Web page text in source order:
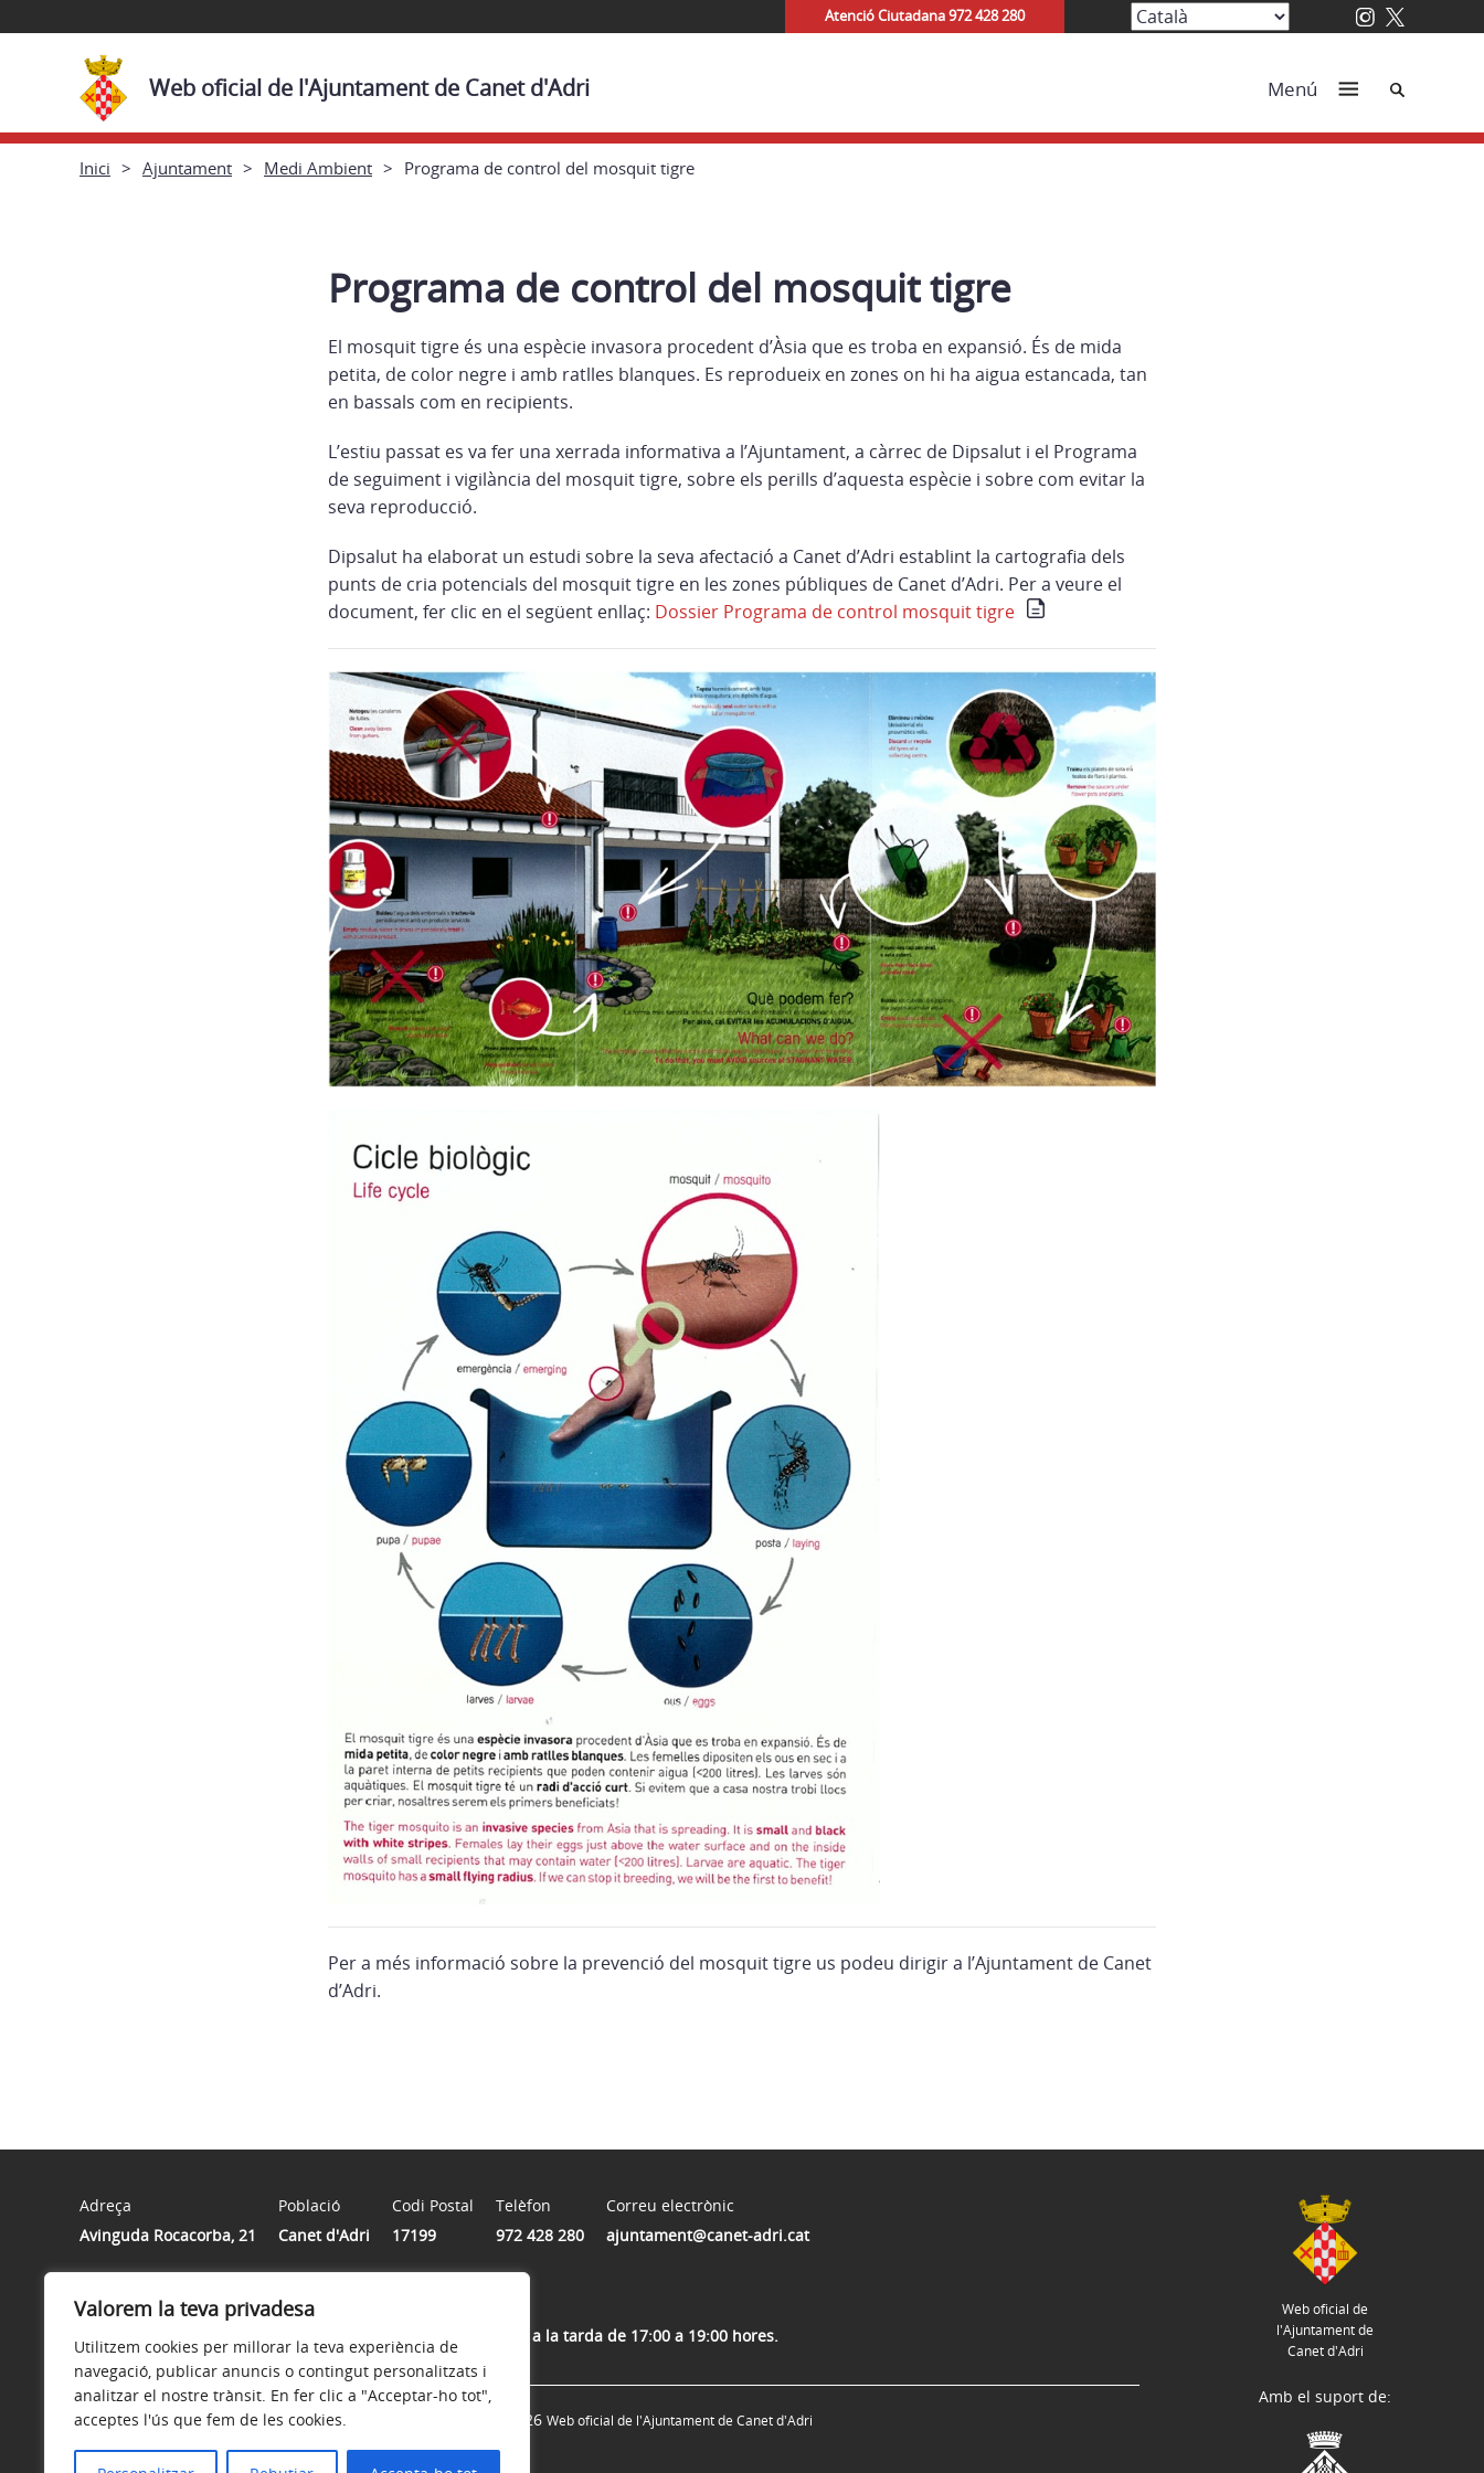
Valorem la teva privadesa
Utilitzem cookies per millorar la teva experiència de
navegació, publicar anuncis o contingut personalitzats i
analitzar el nostre trànsit. En fer clic a "Acceptar-ho tot",
acceptes l'ús que fem de les cookies.
Atenció Ciutadana 972 428 280
Web oficial de l'Ajuntament de Canet d'Adri Menú Cerca
Inici Ajuntament Medi Ambient Programa de control del mosquit tigre
Programa de control del mosquit tigre
El mosquit tigre és una espècie invasora procedent d’Àsia que es troba en expansió. És de mida
petita, de color negre i amb ratlles blanques. Es reprodueix en zones on hi ha aigua estancada, tan
en bassals com en recipients.
L’estiu passat es va fer una xerrada informativa a l’Ajuntament, a càrrec de Dipsalut i el Programa
de seguiment i vigilància del mosquit tigre, sobre els perills d’aquesta espècie i sobre com evitar la
seva reproducció.
Dipsalut ha elaborat un estudi sobre la seva afectació a Canet d’Adri establint la cartografia dels
punts de cria potencials del mosquit tigre en les zones públiques de Canet d’Adri. Per a veure el
document, fer clic en el següent enllaç: Dossier Programa de control mosquit tigre
Per a més informació sobre la prevenció del mosquit tigre us podeu dirigir a l’Ajuntament de Canet
d’Adri.
Adreça
Avinguda Rocacorba, 21
Població
Canet d'Adri
Codi Postal
17199
Telèfon
972 428 280
Correu electrònic
ajuntament@canet-adri.cat
Horari
De dilluns a divendres al matí de 9:00 a 14:00 hores | Dijous a la tarda de 17:00 a 19:00 hores.
Web oficial de
l'Ajuntament de
Canet d'Adri
Avís legal Política de privacitat © 2026 Web oficial de l'Ajuntament de Canet d'Adri
Amb el suport de: